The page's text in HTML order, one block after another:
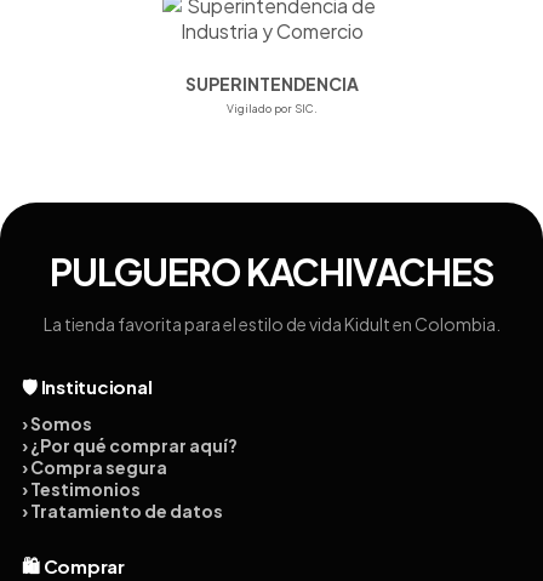
SUPERINTENDENCIA
Vigilado por SIC.
PULGUERO KACHIVACHES
La tienda favorita para el estilo de vida Kidult en Colombia.
🛡️ Institucional
› Somos
› ¿Por qué comprar aquí?
› Compra segura
› Testimonios
› Tratamiento de datos
🛍️ Comprar